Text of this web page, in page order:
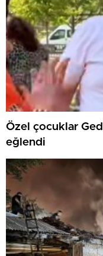
Özel çocuklar
eğlendi